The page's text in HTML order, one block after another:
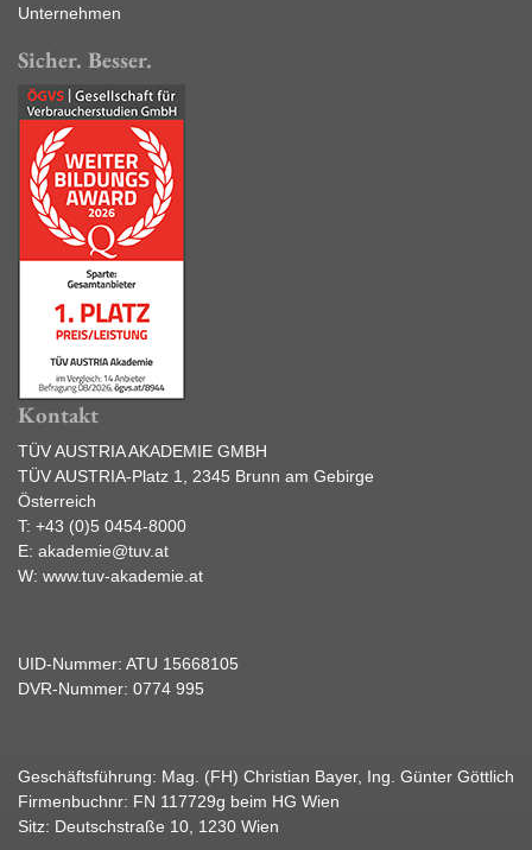
Unternehmen
Sicher. Besser.
Kontakt
TÜV AUSTRIA AKADEMIE GMBH
TÜV AUSTRIA-Platz 1, 2345 Brunn am Gebirge
Österreich
T: +43 (0)5 0454-8000
E: akademie@tuv.at
W: www.tuv-akademie.at
UID-Nummer: ATU 15668105
DVR-Nummer: 0774 995
Geschäftsführung: Mag. (FH) Christian Bayer, Ing. Günter Göttlich
Firmenbuchnr: FN 117729g beim HG Wien
Sitz: Deutschstraße 10, 1230 Wien